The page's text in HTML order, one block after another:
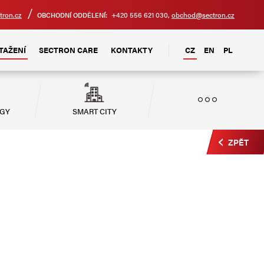
SMART CITY
ZPĚT
OBCHODNÍ ODDĚLENÍ: +420 556 621 030, obchod@sectron.cz
SECTRON CARE KONTAKTY CZ EN PL